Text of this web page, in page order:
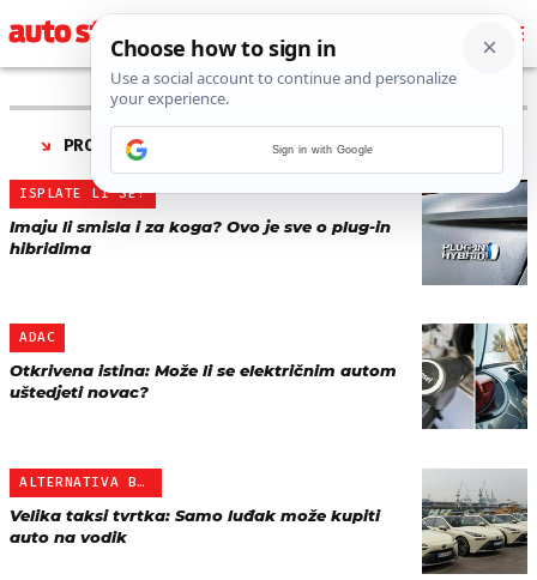
PRONAĐENO 5 REZULTATA ZA TAG “
ISPLATE LI SE?
Imaju li smisla i za koga? Ovo je sve o plug-in
hibridima
ADAC
Otkrivena istina: Može li se električnim autom
uštedjeti novac?
ALTERNATIVA BATERIJAMA?
Velika taksi tvrtka: Samo luđak može kupiti
auto na vodik
Sign in with Google